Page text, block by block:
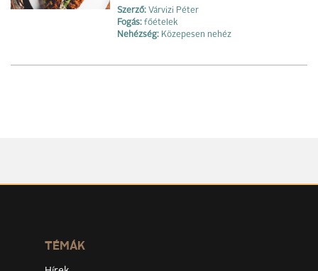
Szerző: Várvizi Péter
Fogás: főételek
Nehézség: Közepesen nehéz
TÉMÁK